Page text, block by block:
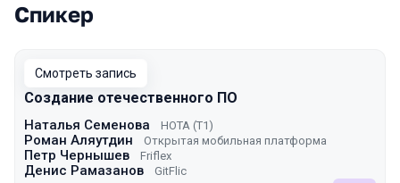
Выступления в сезоне 2024 Spring
Спикер
Смотреть запись
Создание отечественного ПО
Наталья Семенова НОТА (Т1)
Роман Аляутдин Открытая мобильная платформа
Петр Чернышев Friflex
Денис Рамазанов GitFlic